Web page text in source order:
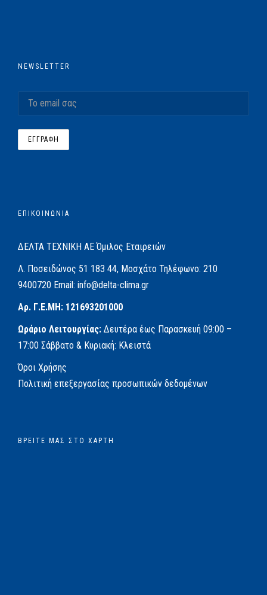
NEWSLETTER
ΕΠΙΚΟΙΝΩΝΙΑ
ΔΕΛΤΑ ΤΕΧΝΙΚΗ ΑΕΌμιλος Εταιρειών
Λ. Ποσειδώνος 51 183 44, Μοσχάτο Τηλέφωνο: 210
9400720 Email: info@delta-clima.gr
Αρ. Γ.Ε.ΜΗ: 121693201000
Ωράριο Λειτουργίας: Δευτέρα έως Παρασκευή 09:00 –
17:00 Σάββατο & Κυριακή: Κλειστά
Όροι Χρήσης
Πολιτική επεξεργασίας προσωπικών δεδομένων
ΒΡΕΊΤΕ ΜΑΣ ΣΤΟ ΧΆΡΤΗ